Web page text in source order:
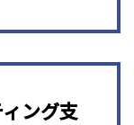
ング支